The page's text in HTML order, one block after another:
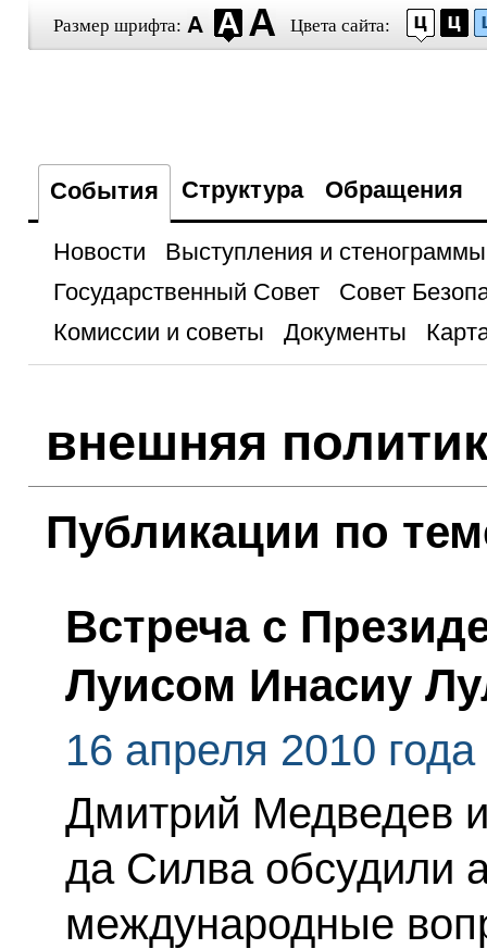
Размер шрифта: Цвета сайта:
События Структура Обращения
Новости
Выступления и стенограммы
Государственный Совет
Совет
Комиссии и советы
Документы
внешняя
Публикации по
Встреча с
Луисом Инасиу
16 апреля 2010 года
Дмитрий Медведев
да Силва обсудили
международные